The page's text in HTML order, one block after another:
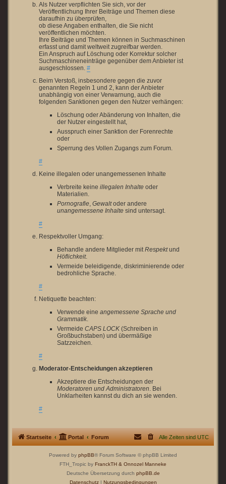
Als Nutzer verpflichten Sie sich, vor der
Veröffentlichung Ihrer Beiträge und Themen diese
daraufhin zu überprüfen,
ob diese Angaben enthalten, die Sie nicht
veröffentlichen möchten.
Ihre Beiträge und Themen können in Suchmaschinen
erfasst und damit weltweit zugreifbar werden.
Ein Anspruch auf Löschung oder Korrektur solcher
Suchmaschineneinträge gegenüber dem Anbieter ist
ausgeschlossen. #
Beim Verstoß, insbesondere gegen die zuvor
genannten Regeln 1 und 2, kann der Anbieter
unabhängig von einer Verwarnung, auch die
folgenden Sanktionen gegen den Nutzer verhängen:
Löschung oder Abänderung von Inhalten, die
der Nutzer eingestellt hat,
Ausspruch einer Sanktion der Forenrechte
oder
Sperrung des Vollen Zugangs zum Forum.
#
Keine illegalen oder unangemessenen Inhalte
Verbreite keine illegalen Inhalte oder
Materialien.
Pornografie Gewaltoder andere
unangemessene Inhalte sind untersagt.
#
Respektvoller Umgang:
Behandle andere Mitglieder mit Respektund
Höflichkeit.
Vermeide beleidigende, diskriminierende oder
bedrohliche Sprache.
#
Netiquette beachten:
Verwende eine angemessene Sprache und
Grammatik
Vermeide CAPS LOCK (Schreiben in
Großbuchstaben) und übermäßige
Satzzeichen.
#
Moderator-Entscheidungen akzeptieren
Akzeptiere die Entscheidungen der
Moderatoren und Administratoren . Bei
Unklarheiten kannst du dich an sie wenden.
#
Startseite Portal Forum Alle Zeiten sind UTC
Powered by phpBB® Forum Software © phpBB Limited
FTH_Tropic by FranckTH & Onnozel Manneke
Deutsche Übersetzung durch phpBB.de
Datenschutz| Nutzungsbedingungen